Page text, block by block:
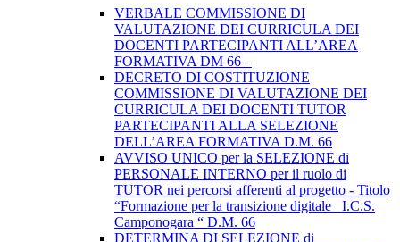
VERBALE COMMISSIONE DI
VALUTAZIONE DEI CURRICULA DEI
DOCENTI PARTECIPANTI ALL’AREA
FORMATIVA DM 66 –
DECRETO DI COSTITUZIONE
COMMISSIONE DI VALUTAZIONE DEI
CURRICULA DEI DOCENTI TUTOR
PARTECIPANTI ALLA SELEZIONE
DELL’AREA FORMATIVA D.M. 66
AVVISO UNICO per la SELEZIONE di
PERSONALE INTERNO per il ruolo di
TUTOR nei percorsi afferenti al progetto - Titolo
“Formazione per la transizione digitale _I.C.S.
Camponogara “ D.M. 66
DETERMINA DI SELEZIONE di